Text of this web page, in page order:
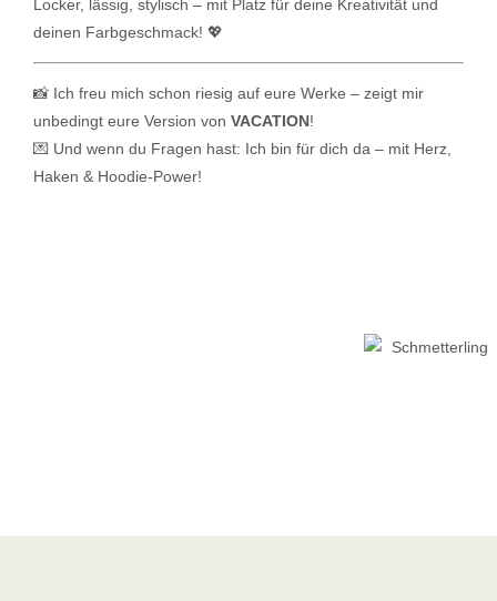
Locker, lässig, stylisch – mit Platz für deine Kreativität und
deinen Farbgeschmack! 💖
📸 Ich freu mich schon riesig auf eure Werke – zeigt mir
unbedingt eure Version von VACATION!
💌 Und wenn du Fragen hast: Ich bin für dich da – mit Herz,
Haken & Hoodie-Power!